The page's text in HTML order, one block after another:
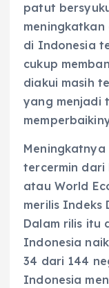
patut
di Indonesia
cukup
diakui masih
yang menjadi
tercermin dari
atau World
merilis Indeks
Dalam rilis itu
Indonesia
34 dari 144
Indonesia